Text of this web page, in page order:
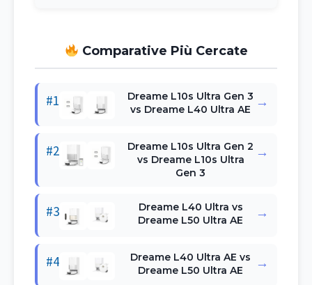
Comparative Più Cercate
#1
Dreame L10s Ultra Gen 3
vs Dreame L40 Ultra AE
→
#2
Dreame L10s Ultra Gen 2
vs Dreame L10s Ultra
Gen 3
→
#3
Dreame L40 Ultra vs
Dreame L50 Ultra AE
→
#4
Dreame L40 Ultra AE vs
Dreame L50 Ultra AE
→